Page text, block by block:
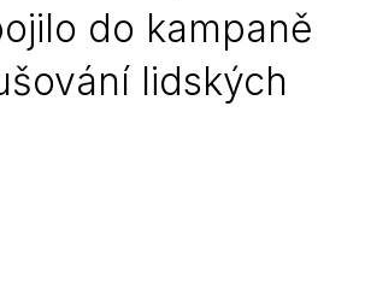
do kampaně
lidských